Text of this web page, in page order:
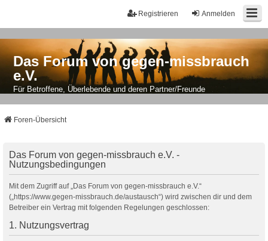
Anmelden
Registrieren
Das Forum von gegen-missbrauch
e.V.
Für Betroffene, Überlebende und deren Partner/Freunde
Foren-Übersicht
Das Forum von gegen-missbrauch e.V. -
Nutzungsbedingungen
Mit dem Zugriff auf „Das Forum von gegen-missbrauch e.V.“
(„https://www.gegen-missbrauch.de/austausch“) wird zwischen dir und dem
Betreiber ein Vertrag mit folgenden Regelungen geschlossen:
1. Nutzungsvertrag